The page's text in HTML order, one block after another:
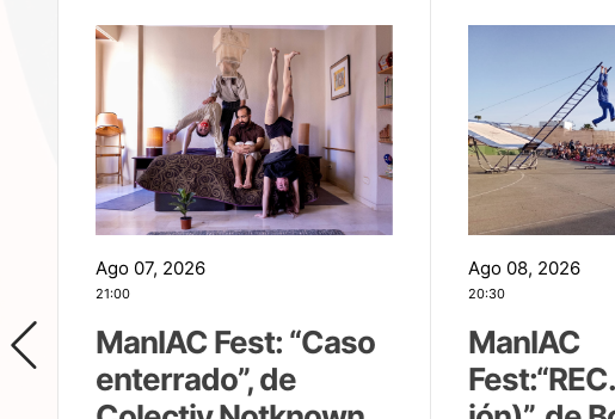
Ago 07, 2026
21:00
ManIAC Fest: “Caso
enterrado”, de
Ago 08, 2026
20:30
ManIAC